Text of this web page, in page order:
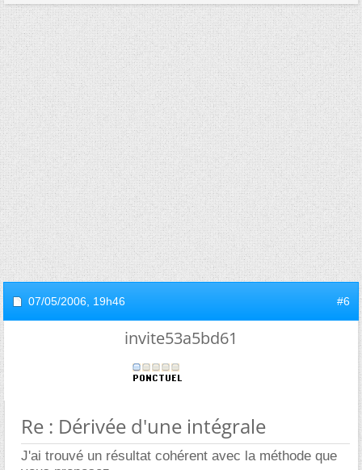
07/05/2006, 19h46 #6
invite53a5bd61
Re : Dérivée d'une intégrale
J'ai trouvé un résultat cohérent avec la méthode que